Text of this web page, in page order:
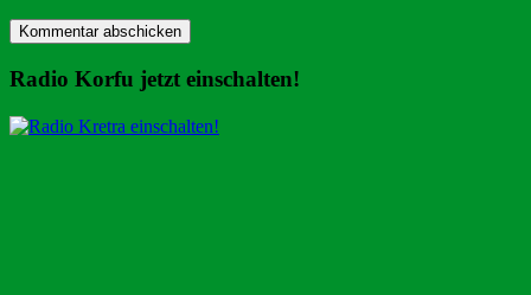
Radio Korfu jetzt einschalten!